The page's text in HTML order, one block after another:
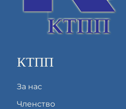
КТПП
За нас
Членство